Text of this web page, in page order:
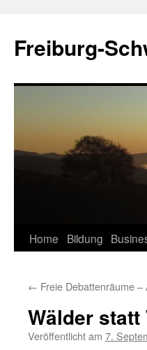
springen
Freiburg-
Home Bildung
← Freie Debattenräume –
Wälder statt
Veröffentlicht am 7.